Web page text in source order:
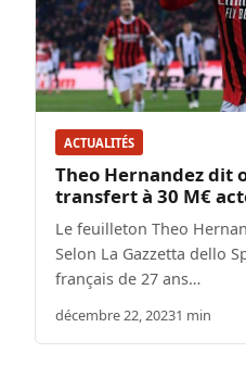
ACTUALITÉS
Theo Hernandez dit
transfert à 30 M€
Le feuilleton Theo
Selon La Gazzetta dello
français de 27 ans…
décembre 22, 20231 min